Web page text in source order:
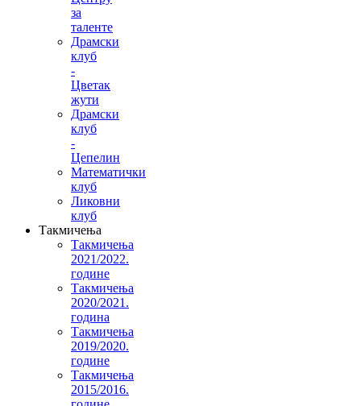
за
таленте
Драмски
клуб
-
Цветак
жути
Драмски
клуб
-
Цепелин
Математички
клуб
Ликовни
клуб
Такмичења
Такмичења
2021/2022.
године
Такмичења
2020/2021.
година
Такмичења
2019/2020.
године
Такмичења
2015/2016.